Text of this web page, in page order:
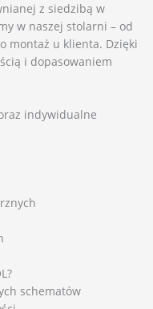
z siedzibą w
w naszej stolarni – od
montaż u klienta. Dzięki
i dopasowaniem
indywidualne
schematów